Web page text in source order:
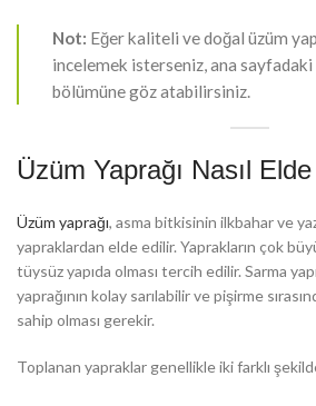
Not: Eğer kaliteli ve doğal üzüm
incelemek isterseniz, ana sayfadaki
bölümüne göz atabilirsiniz.
Üzüm Yaprağı Nasıl
Üzüm yaprağı, asma bitkisinin ilkbahar ve
yapraklardan elde edilir. Yaprakların çok
tüysüz yapıda olması tercih edilir. Sarma
yaprağının kolay sarılabilir ve pişirme
sahip olması gerekir.
Toplanan yapraklar genellikle iki farklı